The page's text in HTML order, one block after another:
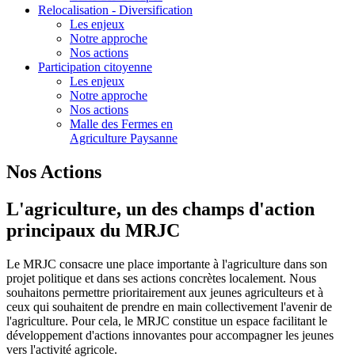
Relocalisation - Diversification
Les enjeux
Notre approche
Nos actions
Participation citoyenne
Les enjeux
Notre approche
Nos actions
Malle des Fermes en
Agriculture Paysanne
Nos Actions
L'agriculture, un des champs d'action
principaux du MRJC
Le MRJC consacre une place importante à l'agriculture dans son
projet politique et dans ses actions concrètes localement. Nous
souhaitons permettre prioritairement aux jeunes agriculteurs et à
ceux qui souhaitent de prendre en main collectivement l'avenir de
l'agriculture. Pour cela, le MRJC constitue un espace facilitant le
développement d'actions innovantes pour accompagner les jeunes
vers l'activité agricole.